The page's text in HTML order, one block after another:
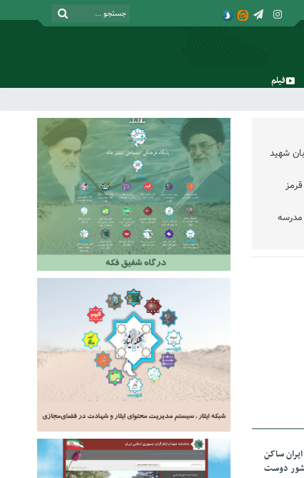
فیلم
شهید
ساکن
دوست